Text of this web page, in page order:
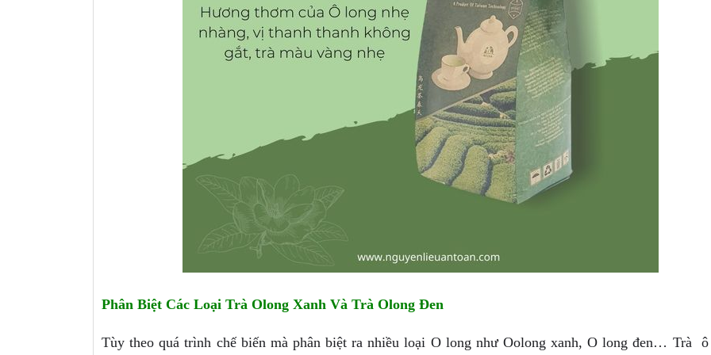
Phân Biệt Các Loại Trà Olong Xanh Và Trà Olong Đen
Tùy theo quá trình chế biến mà phân biệt ra nhiều loại O long như Oolong xanh, O long đen… Trà